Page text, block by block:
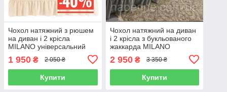
Чохол натяжний з рюшем
на диван і 2 крісла
MILANO універсальний
1 950 ₴ 2 050 ₴
Купити
Чохол натяжний на диван
і 2 крісла з букльованого
жаккарда MILANO
2 950₴ 3 350 ₴
Купити